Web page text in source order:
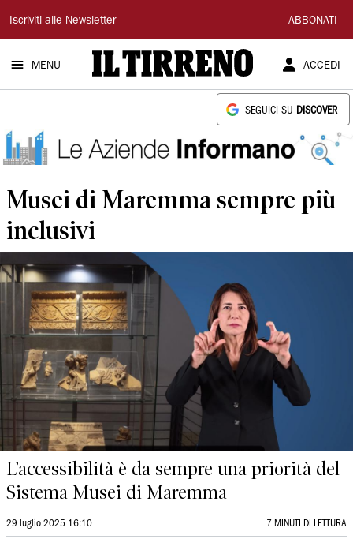
Il
Tirreno
Iscriviti alle Newsletter ABBONATI
MENU ACCEDI
SEGUICI SU DISCOVER
Musei di Maremma sempre più
inclusivi
L’accessibilità è da sempre una priorità del
Sistema Musei di Maremma
29 luglio 2025 16:10 7 MINUTI DI LETTURA